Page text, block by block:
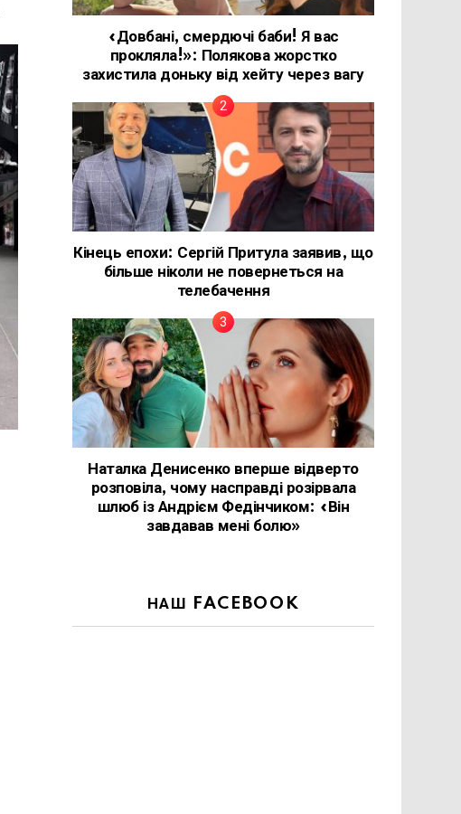
«Довбані, смердючі баби! Я вас
прокляла!»: Полякова жорстко
захистила доньку від хейту через вагу
Кінець епохи: Сергій Притула заявив, що
більше ніколи не повернеться на
телебачення
Наталка Денисенко вперше відверто
розповіла, чому насправді розірвала
шлюб із Андрієм Федінчиком: «Він
завдавав мені болю»
НАШ FACEBOOK